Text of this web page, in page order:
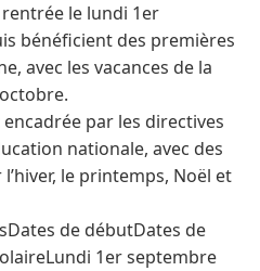
le lundi 1er
bénéficient des premières
avec les vacances de la
par les directives
nationale, avec des
le printemps, Noël et
de débutDates de
1er septembre